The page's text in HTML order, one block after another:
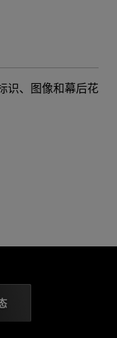
识、图像和幕后花